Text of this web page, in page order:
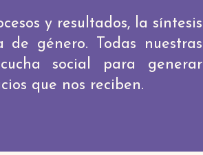
y resultados, la síntesis
género. Todas nuestras
social para generar
que nos reciben.